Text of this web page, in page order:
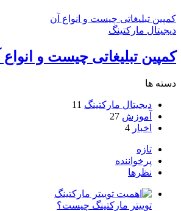
کمپین تبلیغاتی چیست و انواع آن
دیجیتال مارکتینگ
کمپین تبلیغاتی چیست و انواع
دسته ها
دیجیتال مارکتینگ 11
آموزش 27
اخبار 4
تازه
پرخواننده
نظرها
توییتر مارکتینگ چیست؟